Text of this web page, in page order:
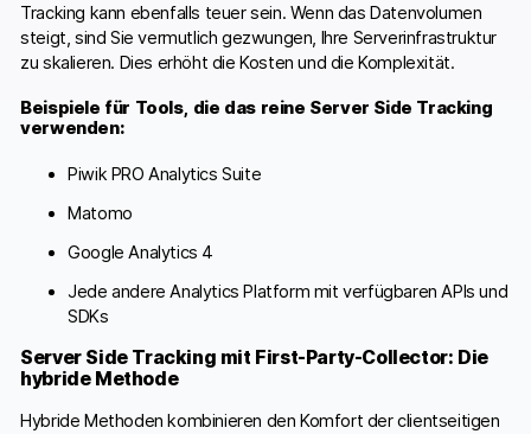
Tracking kann ebenfalls teuer sein. Wenn das Datenvolumen
steigt, sind Sie vermutlich gezwungen, Ihre Serverinfrastruktur
zu skalieren. Dies erhöht die Kosten und die Komplexität.
Beispiele für Tools, die das reine Server Side Tracking
verwenden:
Piwik PRO Analytics Suite
Matomo
Google Analytics 4
Jede andere Analytics Platform mit verfügbaren APIs und
SDKs
Server Side Tracking mit First-Party-Collector: Die
hybride Methode
Hybride Methoden kombinieren den Komfort der clientseitigen